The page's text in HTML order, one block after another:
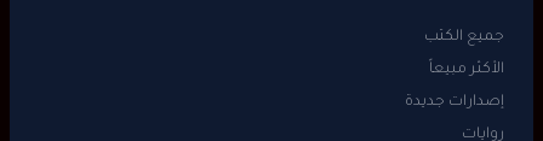
جميع الكتب
الأكثر مبيعاً
إصدارات جديدة
روايات